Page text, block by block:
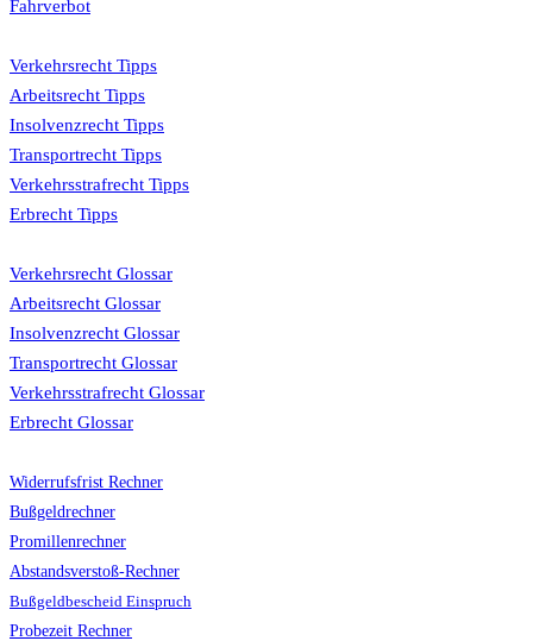
Fahrverbot
Verkehrsrecht Tipps
Arbeitsrecht Tipps
Insolvenzrecht Tipps
Transportrecht Tipps
Verkehrsstrafrecht Tipps
Erbrecht Tipps
Verkehrsrecht Glossar
Arbeitsrecht Glossar
Insolvenzrecht Glossar
Transportrecht Glossar
Verkehrsstrafrecht Glossar
Erbrecht Glossar
Widerrufsfrist Rechner
Bußgeldrechner
Promillenrechner
Abstandsverstoß-Rechner
Bußgeldbescheid Einspruch
Probezeit Rechner